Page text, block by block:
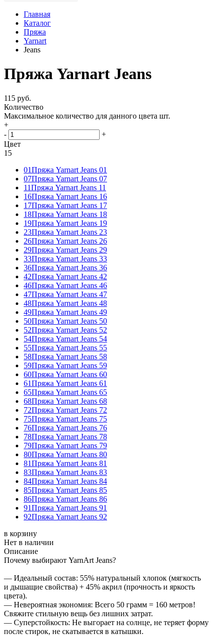
Главная
Каталог
Пряжа
Yarnart
Jeans
Пряжа Yarnart Jeans
115 руб.
Количество
Максимальное количество для данного цвета шт.
+
-
+
Цвет
15
01Пряжа Yarnart Jeans 01
07Пряжа Yarnart Jeans 07
11Пряжа Yarnart Jeans 11
16Пряжа Yarnart Jeans 16
17Пряжа Yarnart Jeans 17
18Пряжа Yarnart Jeans 18
19Пряжа Yarnart Jeans 19
23Пряжа Yarnart Jeans 23
26Пряжа Yarnart Jeans 26
29Пряжа Yarnart Jeans 29
33Пряжа Yarnart Jeans 33
36Пряжа Yarnart Jeans 36
42Пряжа Yarnart Jeans 42
46Пряжа Yarnart Jeans 46
47Пряжа Yarnart Jeans 47
48Пряжа Yarnart Jeans 48
49Пряжа Yarnart Jeans 49
50Пряжа Yarnart Jeans 50
52Пряжа Yarnart Jeans 52
54Пряжа Yarnart Jeans 54
55Пряжа Yarnart Jeans 55
58Пряжа Yarnart Jeans 58
59Пряжа Yarnart Jeans 59
60Пряжа Yarnart Jeans 60
61Пряжа Yarnart Jeans 61
65Пряжа Yarnart Jeans 65
68Пряжа Yarnart Jeans 68
72Пряжа Yarnart Jeans 72
75Пряжа Yarnart Jeans 75
76Пряжа Yarnart Jeans 76
78Пряжа Yarnart Jeans 78
79Пряжа Yarnart Jeans 79
80Пряжа Yarnart Jeans 80
81Пряжа Yarnart Jeans 81
83Пряжа Yarnart Jeans 83
84Пряжа Yarnart Jeans 84
85Пряжа Yarnart Jeans 85
86Пряжа Yarnart Jeans 86
91Пряжа Yarnart Jeans 91
92Пряжа Yarnart Jeans 92
в корзину
Нет в наличии
Описание
Почему выбирают YarnArt Jeans?
— Идеальный состав: 55% натуральный хлопок (мягкость
и дышащие свойства) + 45% акрил (прочность и яркость
цвета).
— Невероятная экономия: Всего 50 грамм = 160 метров!
Свяжите стильную вещь без лишних затрат.
— Суперстойкость: Не выгорает на солнце, не теряет форму
после стирок, не скатывается в катышки.